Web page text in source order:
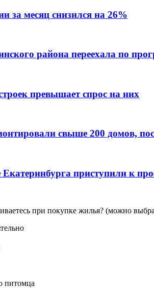
за месяц снизился на 26%
района переехала по
превышает спрос на них
свыше 200 домов,
приступили к
при покупке жилья? (можно
питомца